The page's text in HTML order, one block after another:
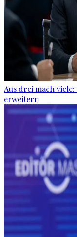
Aus drei mach
erweitern